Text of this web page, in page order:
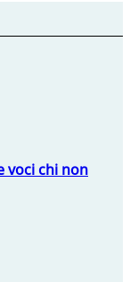
voci chi non